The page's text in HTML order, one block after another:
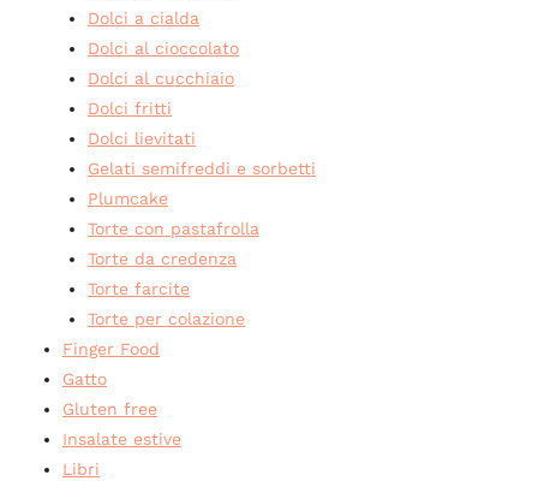
Dolci a cialda
Dolci al cioccolato
Dolci al cucchiaio
Dolci fritti
Dolci lievitati
Gelati semifreddi e sorbetti
Plumcake
Torte con pastafrolla
Torte da credenza
Torte farcite
Torte per colazione
Finger Food
Gatto
Gluten free
Insalate estive
Libri